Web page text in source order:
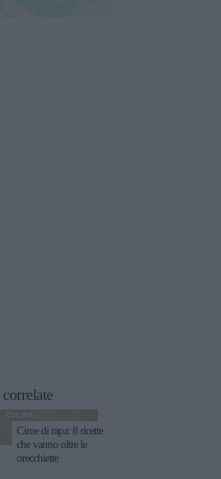
correlate
CUCINA
Cime di rapa: 8 ricette
che vanno oltre le
orecchiette